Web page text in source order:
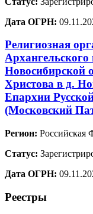
Дата ОГРН:
Религиозная
Новосибирской
Христова в д.
Епархии
(Московский
Регион: Российская
Статус:
Дата ОГРН:
Реестры